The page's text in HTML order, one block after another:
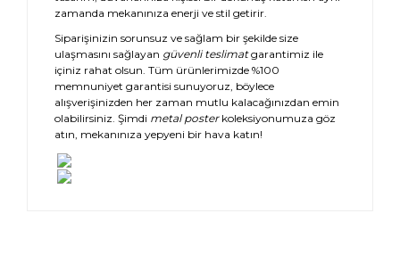
zamanda mekanınıza enerji ve stil getirir.
Siparişinizin sorunsuz ve sağlam bir şekilde size
ulaşmasını sağlayan güvenli teslimatgarantimiz ile
içiniz rahat olsun. Tüm ürünlerimizde %100
memnuniyet garantisi sunuyoruz, böylece
alışverişinizden her zaman mutlu kalacağınızdan emin
olabilirsiniz. Şimdi metal posterkoleksiyonumuza göz
atın, mekanınıza yepyeni bir hava katın!